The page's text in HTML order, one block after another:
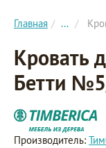
Главная ...
Кровать
Бетти
Производитель: